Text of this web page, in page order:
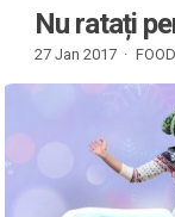
Nu ratați
27 Jan 2017 ·